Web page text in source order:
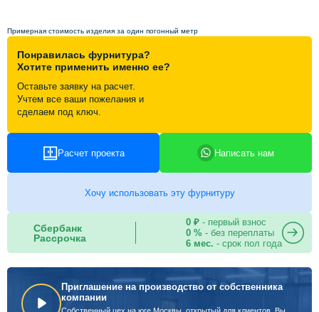
Контакты
Примерная стоимость изделия за один погонный метр
Понравилась фурнитура?
Хотите применить именно ее?
Оставьте заявку на расчет.
Учтем все ваши пожелания и
сделаем под ключ.
Расчет проекта Написать нам
Хочу использовать эту фурнитуру
Сбербанк
Рассрочка
0 ₽- первый взнос
0 %- без переплаты
6 мес. - срок пол года
Приглашение на производство от собственника
компании